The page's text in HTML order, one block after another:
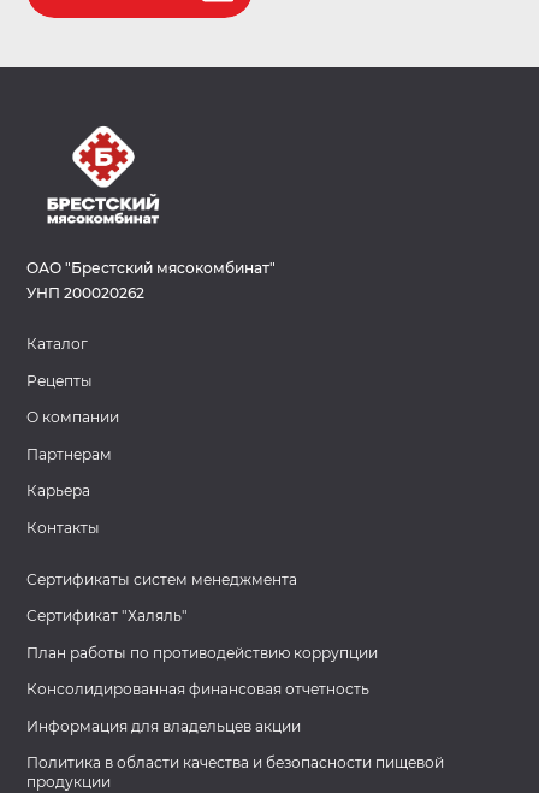
ОАО "Брестский мясокомбинат"
УНП 200020262
Каталог
Рецепты
О компании
Партнерам
Карьера
Контакты
Сертификаты систем менеджмента
Сертификат "Халяль"
План работы по противодействию коррупции
Консолидированная финансовая отчетность
Информация для владельцев акции
Политика в области качества и безопасности пищевой
продукции